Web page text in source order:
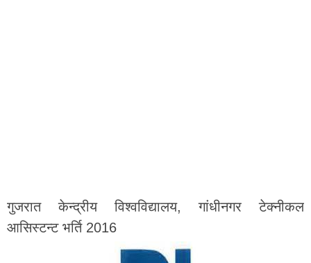
गुजरात केन्द्रीय विश्वविद्यालय, गांधीनगर टेक्नीकल
आसिस्टन्ट भर्ति 2016